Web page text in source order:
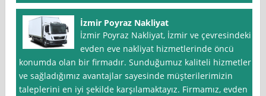
İzmir Poyraz Nakliyat
İzmir Poyraz Nakliyat, İzmir ve çevresindeki
evden eve nakliyat hizmetlerinde öncü
konumda olan bir firmadır. Sunduğumuz kaliteli hizmetler
ve sağladığımız avantajlar sayesinde müşterilerimizin
taleplerini en iyi şekilde karşılamaktayız. Firmamız, evden